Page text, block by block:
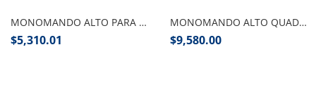
MONOMANDO ALTO PARA LAVABO NEO ACERO INOX, URREA
$5,310.01
MONOMANDO ALTO QUADRATTO CROMO WASSER
$9,580.00